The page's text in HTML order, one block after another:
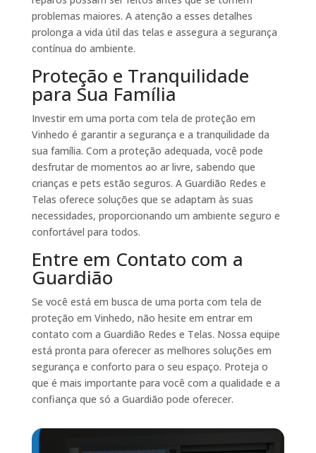
problemas maiores. A atenção a esses detalhes
prolonga a vida útil das telas e assegura a segurança
contínua do ambiente.
Proteção e Tranquilidade
para Sua Família
Investir em uma porta com tela de proteção em
Vinhedo é garantir a segurança e a tranquilidade da
sua família. Com a proteção adequada, você pode
desfrutar de momentos ao ar livre, sabendo que
crianças e pets estão seguros. A Guardião Redes e
Telas oferece soluções que se adaptam às suas
necessidades, proporcionando um ambiente seguro e
confortável para todos.
Entre em Contato com a
Guardião
Se você está em busca de uma porta com tela de
proteção em Vinhedo, não hesite em entrar em
contato com a Guardião Redes e Telas. Nossa equipe
está pronta para oferecer as melhores soluções em
segurança e conforto para o seu espaço. Proteja o
que é mais importante para você com a qualidade e a
confiança que só a Guardião pode oferecer.